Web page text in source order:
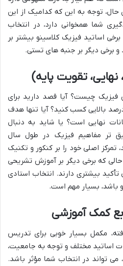
توجه به این که کدامیک از این
شما همخوانی دارد، در انتخاب
اساتید فیزیک کلاسینو بیشتر بر
و برخی دیگر بر جنبه های تستی.
تقویت پایه)
چیست؟ آیا قصد دارید برای
بالایی کسب کنید؟ آیا تنها هدف
نهایی است؟ یا شاید به دنبال
تر مفاهیم فیزیک در طول سال
اصلی خود را بر کنکور و تکنیک
که برخی دیگر بر آموزش تشریحی
تأکید بیشتری دارند. انتخاب استادی
باشد، بسیار مهم است.
کمک آموزشی
مکمل بسیار خوبی برای تدریس
اساتید مختلف و توجه به جامعیت،
تواند در انتخاب شما مؤثر باشد.